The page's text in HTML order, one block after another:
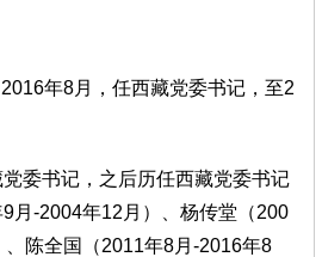
年8月，任西藏党委书记，至2
委书记，之后历任西藏党委书记
月-2004年12月）、杨传堂（200
陈全国（2011年8月-2016年8